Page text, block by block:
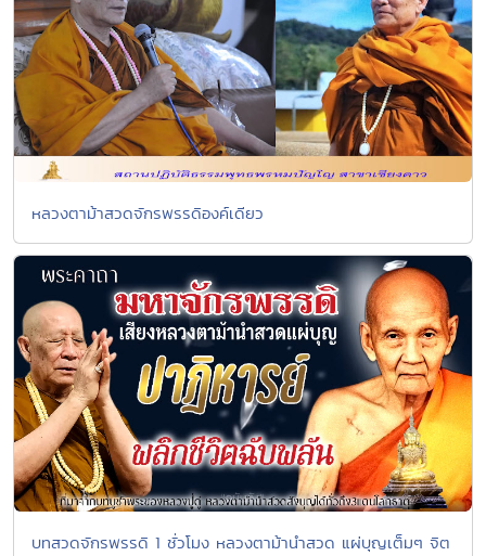
หลวงตาม้าสวดจักรพรรดิองค์เดียว
บทสวดจักรพรรดิ 1 ชั่วโมง หลวงตาม้านำสวด แผ่บุญเต็มๆ จิต